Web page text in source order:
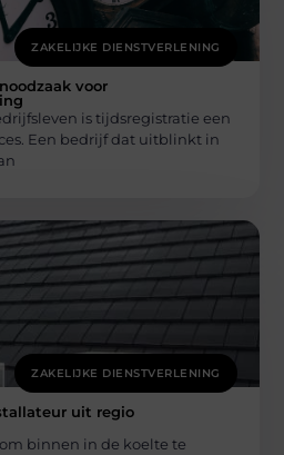
ZAKELIJKE DIENSTVERLENING
voor
is tijdsregistratie een
Een bedrijf dat uitblinkt in
ZAKELIJKE DIENSTVERLENING
uit regio
binnen in de koelte te